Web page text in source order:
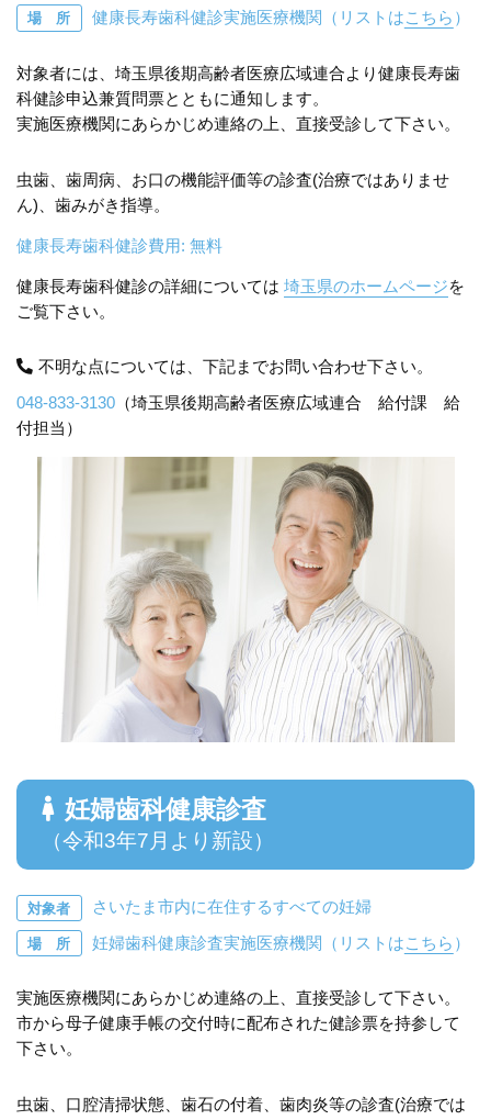
場 所 健康長寿歯科健診実施医療機関（リストはこちら ）
対象者には、埼玉県後期高齢者医療広域連合より健康長寿歯
科健診申込兼質問票とともに通知します。
実施医療機関にあらかじめ連絡の上、直接受診して下さい。
虫歯、歯周病、お口の機能評価等の診査(治療ではありませ
ん)、歯みがき指導。
健康長寿歯科健診費用: 無料
健康長寿歯科健診の詳細については 埼玉県のホームページを
ご覧下さい。
不明な点については、下記までお問い合わせ下さい。
048-833-3130 （埼玉県後期高齢者医療広域連合 給付課 給
付担当）
妊婦歯科健康診査
（令和3年7月より新設）
対象者 さいたま市内に在住するすべての妊婦
場 所 妊婦歯科健康診査実施医療機関（リストはこちら ）
実施医療機関にあらかじめ連絡の上、直接受診して下さい。
市から母子健康手帳の交付時に配布された健診票を持参して
下さい。
虫歯、口腔清掃状態、歯石の付着、歯肉炎等の診査(治療では